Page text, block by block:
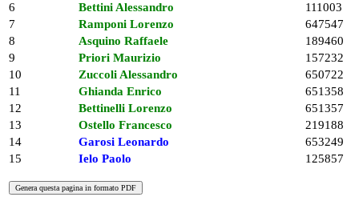
6
Bettini Alessandro
111003
7
Ramponi Lorenzo
647547
8
Asquino Raffaele
189460
9
Priori Maurizio
157232
10
Zuccoli Alessandro
650722
11
Ghianda Enrico
651358
12
Bettinelli Lorenzo
651357
13
Ostello Francesco
219188
14
Garosi Leonardo
653249
15
Ielo Paolo 125857